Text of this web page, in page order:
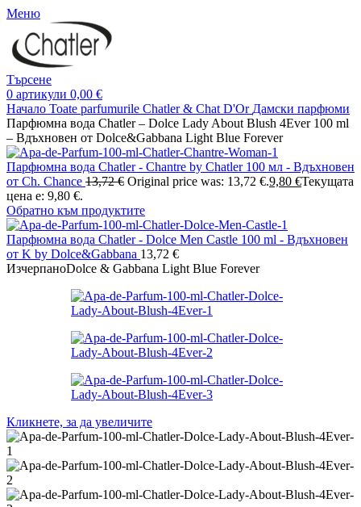
Меню
Търсене
0 артикули 0,00 €
Начало Toate parfumurile Chatler & Chat D'Or Дамски парфюми
Парфюмна вода Chatler – Dolce Lady About Blush 4Ever 100 ml
– Вдъхновен от Dolce&Gabbana Light Blue Forever
Парфюмна вода Chatler - Chantre by Chatler 100 мл - Вдъхновен
от Ch. Chance 13,72€ Original price was: 13,72 €.9,80 €Текущата
цена е: 9,80 €.
Обратно към продуктите
Парфюмна вода Chatler - Dolce Men Castle 100 ml - Вдъхновен
от K by Dolce&Gabbana 13,72 €
ИзчерпаноDolce & Gabbana Light Blue Forever
Кликнете, за да увеличите